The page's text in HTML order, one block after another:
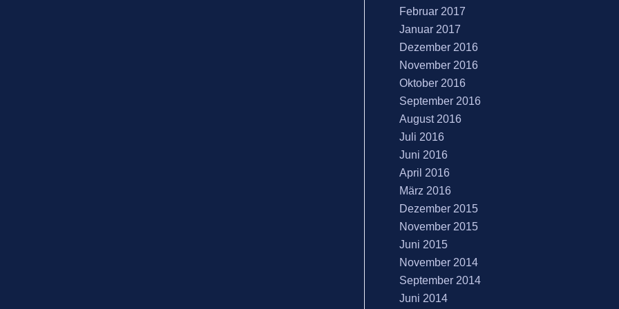
Februar 2017
Januar 2017
Dezember 2016
November 2016
Oktober 2016
September 2016
August 2016
Juli 2016
Juni 2016
April 2016
März 2016
Dezember 2015
November 2015
Juni 2015
November 2014
September 2014
Juni 2014